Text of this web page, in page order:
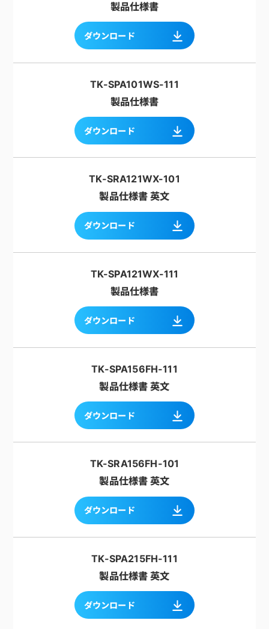
製品仕様書
ダウンロード
TK-SPA101WS-111
製品仕様書
ダウンロード
TK-SRA121WX-101
製品仕様書 英文
ダウンロード
TK-SPA121WX-111
製品仕様書
ダウンロード
TK-SPA156FH-111
製品仕様書 英文
ダウンロード
TK-SRA156FH-101
製品仕様書 英文
ダウンロード
TK-SPA215FH-111
製品仕様書 英文
ダウンロード